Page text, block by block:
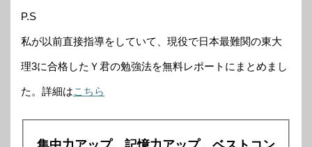
P.S
私が以前直接指導をしていて、現役で日本最難関の東大
理3に合格したＹ君の勉強法を無料レポートにまとめまし
た。詳細はこちら